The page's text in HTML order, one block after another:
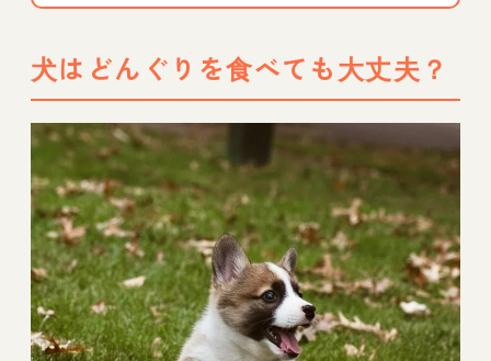
犬はどんぐりを食べても大丈夫？